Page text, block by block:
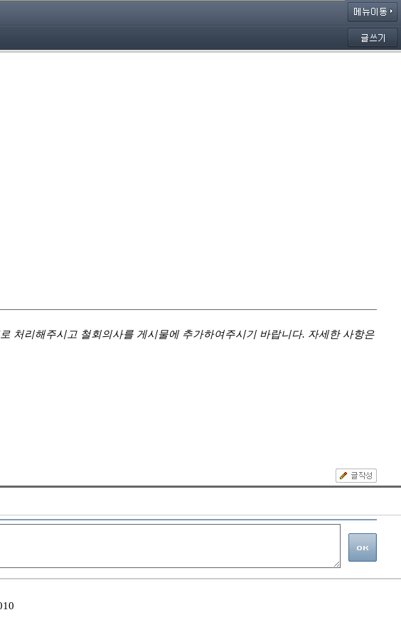
처리해주시고 철회의사를 게시물에 추가하여주시기 바랍니다. 자세한 사항은